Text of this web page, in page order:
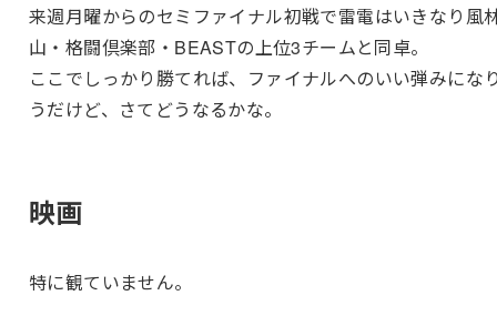
来週月曜からのセミファイナル初戦で雷電はいきなり風
山・格闘倶楽部・BEASTの上位3チームと同卓。
ここでしっかり勝てれば、ファイナルへのいい弾みにな
うだけど、さてどうなるかな。
映画
特に観ていません。